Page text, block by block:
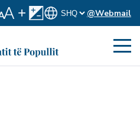
@Webmail